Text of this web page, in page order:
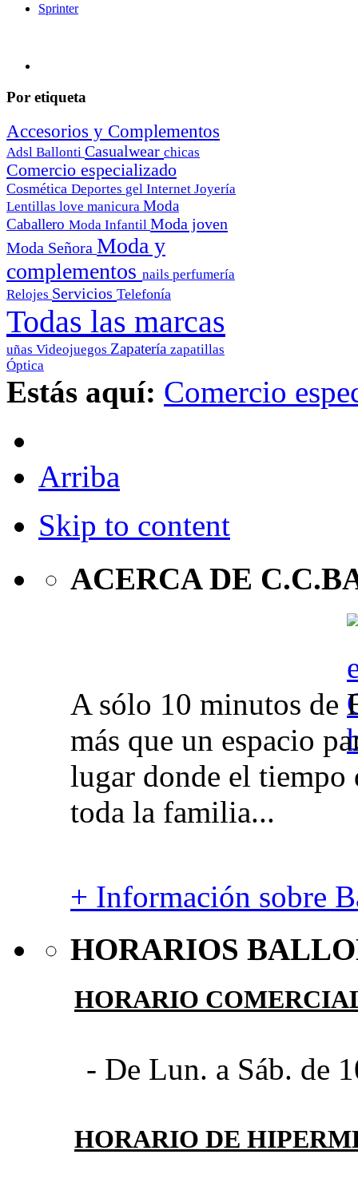
Sprinter
Por etiqueta
Accesorios y Complementos
Adsl Ballonti Casualwear chicas
Comercio especializado
Cosmética Deportes gel Internet Joyería
Lentillas love manicura Moda
Caballero Moda Infantil Moda joven
Moda Señora Moda y
complementos nails perfumería
Relojes Servicios Telefonía
Todas las marcas
uñas Videojuegos Zapatería zapatillas
Óptica
Estás aquí: Comercio
Arriba
Skip to content
ACERCA DE
A sólo 10 minutos de
más que un espacio
lugar donde el tiempo
toda la familia...
+ Información sobre
HORARIOS
HORARIO
- De Lun. a Sáb. de
HORARIO DE